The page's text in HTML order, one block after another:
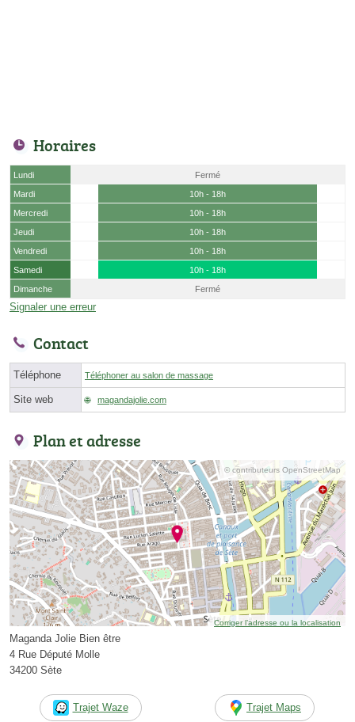
Horaires
Lundi
Fermé
Mardi
10h - 18h
Mercredi
10h - 18h
Jeudi
10h - 18h
Vendredi
10h - 18h
Samedi
10h - 18h
Dimanche
Fermé
Signaler une erreur
Contact
Téléphone Téléphoner au salon de massage
Site web magandajolie.com
Plan et adresse
© contributeurs OpenStreetMap
Corriger l’adresse ou la localisation
Maganda Jolie Bien être
4 Rue Député Molle
34200 Sète
Trajet Waze Trajet Maps